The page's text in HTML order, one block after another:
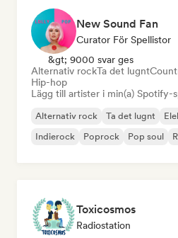
New Sound Fan
Curator För Spellistor
&gt; 9000 svar ges
Alternativ rockTa det lugnt
Hip-hop
Lägg till artister i min(a) Spotify-
Alternativ rock Ta det lugnt
Indierock
Poprock Pop soul
Toxicosmos
Radiostation